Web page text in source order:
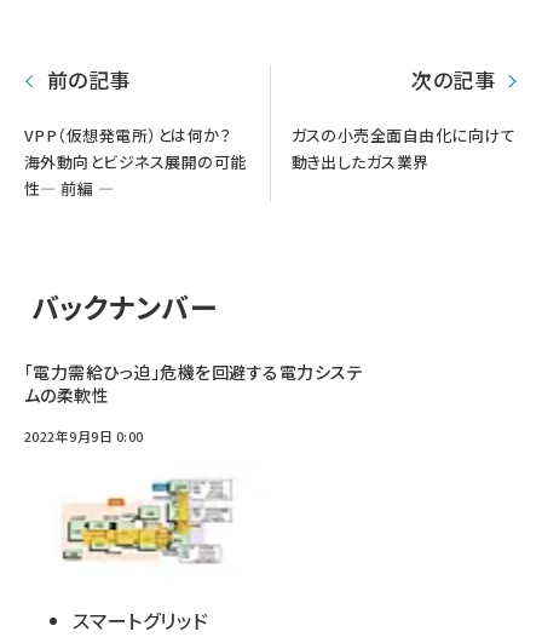
前の記事
VPP（仮想発電所）とは何か？
海外動向とビジネス展開の可能
性— 前編 —
次の記事
ガスの小売全面自由化に向けて
動き出したガス業界
バックナンバー
「電力需給ひっ迫」危機を回避する電力システ
ムの柔軟性
2022年9月9日 0:00
スマートグリッド